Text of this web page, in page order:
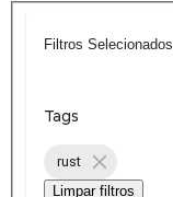
Filtros Selecionados
Tags
rust
Limpar filtros